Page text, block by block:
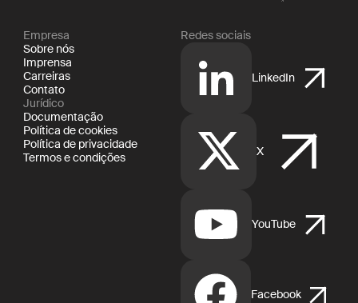
Empresa
Sobre nós
Imprensa
Carreiras
Contato
Jurídico
Documentação
Política de cookies
Política de privacidade
Termos e condições
Redes sociais
LinkedIn
X
YouTube
Facebook